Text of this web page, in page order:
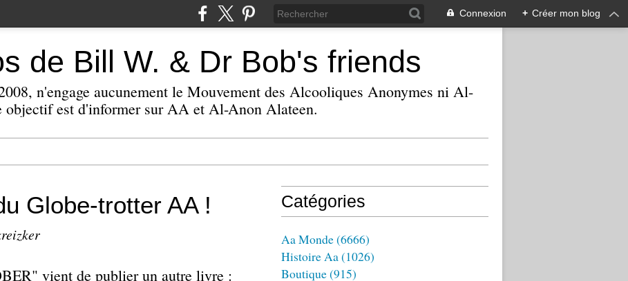
Connexion + Créer mon blog
de Bill W. & Dr Bob's friends
n'engage aucunement le Mouvement des Alcooliques Anonymes ni Al-
objectif est d'informer sur AA et Al-Anon Alateen.
Globe-trotter AA !
vient de publier un autre livre :
Catégories
Aa Monde(6666)
Histoire Aa(1026)
Boutique(915)